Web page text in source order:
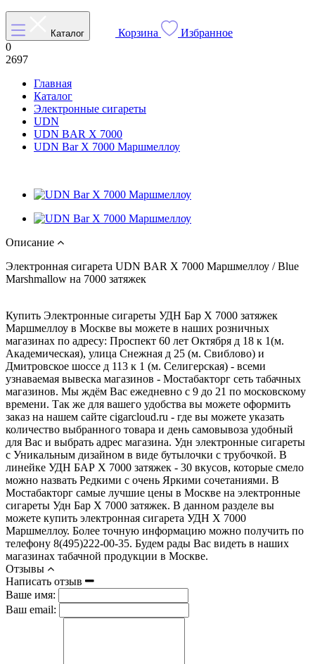
Каталог Корзина
Избранное
0
2697
Главная
Каталог
Электронные сигареты
UDN
UDN BAR X 7000
UDN Bar X 7000 Маршмеллоу
Описание
Электронная сигарета UDN BAR X 7000 Маршмеллоу / Blue
Marshmallow на 7000 затяжек
Купить Электронные сигареты УДН Бар X 7000 затяжек
Маршмеллоу в Москве вы можете в наших розничных
магазинах по адресу: Проспект 60 лет Октября д 18 к 1(м.
Академическая), улица Снежная д 25 (м. Свиблово) и
Дмитровское шоссе д 113 к 1 (м. Селигерская) - всеми
узнаваемая вывеска магазинов - Мостабакторг сеть табачных
магазинов. Мы ждём Вас ежедневно с 9 до 21 по московскому
времени. Так же для вашего удобства вы можете оформить
заказ на нашем сайте cigarcloud.ru - где вы можете указать
количество выбранного товара и день самовывоза удобный
для Вас и выбрать адрес магазина. Удн электронные сигареты
с Уникальным дизайном в виде бутылочки с трубочкой. В
линейке УДН БАР Х 7000 затяжек - 30 вкусов, которые смело
можно назвать Редкими с очень Яркими сочетаниями. В
Мостабакторг самые лучшие цены в Москве на электронные
сигареты Удн Бар Х 7000 затяжек. В данном разделе вы
можете купить электронная сигарета УДН Х 7000
Маршмеллоу. Более точную информацию можно получить по
телефону 8(495)222-00-35. Будем рады Вас видеть в наших
магазинах табачной продукции в Москве.
Отзывы
Написать отзыв
Ваше имя:
Ваш email: